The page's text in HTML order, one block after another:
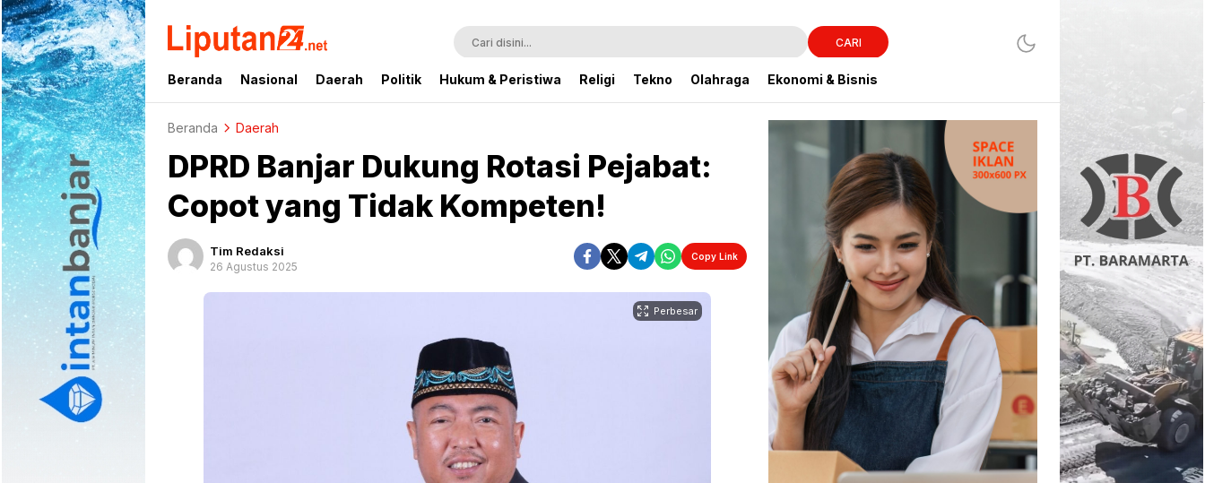
liputan24.net
CARI
Beranda Nasional Daerah Politik Hukum & Peristiwa Religi Tekno Olahraga Ekonomi & Bisnis
Beranda Daerah
DPRD Banjar Dukung Rotasi Pejabat:
Copot yang Tidak Kompeten!
Tim Redaksi
26 Agustus 2025
Copy Link
Perbesar